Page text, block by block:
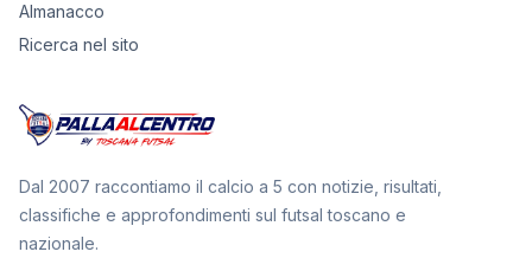
Almanacco
Ricerca nel sito
Dal 2007 raccontiamo il calcio a 5 con notizie, risultati,
classifiche e approfondimenti sul futsal toscano e
nazionale.